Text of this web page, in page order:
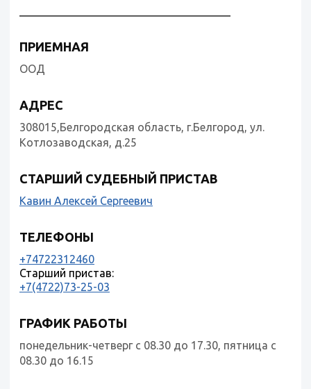
ПРИЕМНАЯ
ООД
АДРЕС
308015,Белгородская область, г.Белгород, ул.
Котлозаводская, д.25
СТАРШИЙ СУДЕБНЫЙ ПРИСТАВ
Кавин Алексей Сергеевич
ТЕЛЕФОНЫ
+74722312460
Старший пристав:
+7(4722)73-25-03
ГРАФИК РАБОТЫ
понедельник-четверг с 08.30 до 17.30, пятница с
08.30 до 16.15